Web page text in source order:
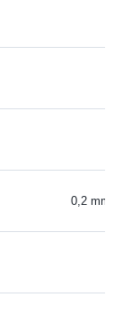
0,2 mm